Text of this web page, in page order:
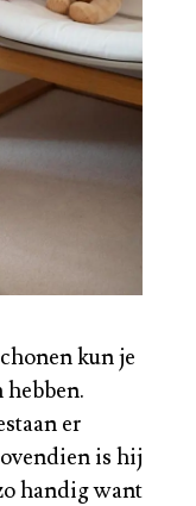
kun je
er
is hij
handig want